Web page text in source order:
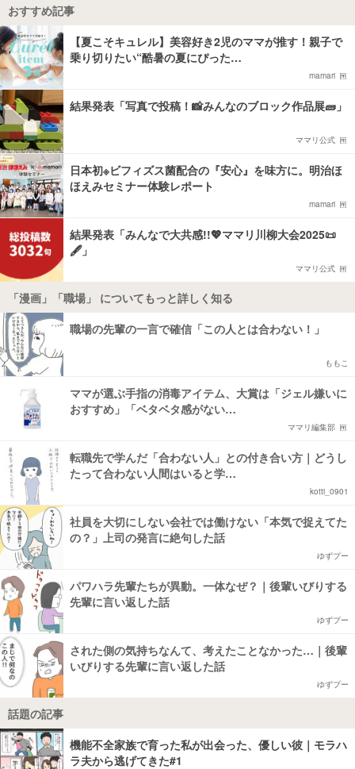
おすすめ記事
【夏こそキュレル】美容好き2児のママが推す！親子で
乗り切りたい“酷暑の夏にぴった…
mamari
結果発表「写真で投稿！📸みんなのブロック作品展🧱」
ママリ公式
日本初※ビフィズス菌配合の『安心』を味方に。明治ほ
ほえみセミナー体験レポート
mamari
結果発表「みんなで大共感!!💖ママリ川柳大会2025📜
🖋️」
ママリ公式
「漫画」「職場」 についてもっと詳しく知る
職場の先輩の一言で確信「この人とは合わない！」
ももこ
ママが選ぶ手指の消毒アイテム、大賞は「ジェル嫌いに
おすすめ」「ベタベタ感がない…
ママリ編集部
転職先で学んだ「合わない人」との付き合い方｜どうし
たって合わない人間はいると学…
kotti_0901
社員を大切にしない会社では働けない「本気で捉えてた
の？」上司の発言に絶句した話
ゆずプー
パワハラ先輩たちが異動。一体なぜ？｜後輩いびりする
先輩に言い返した話
ゆずプー
された側の気持ちなんて、考えたことなかった…｜後輩
いびりする先輩に言い返した話
ゆずプー
話題の記事
機能不全家族で育った私が出会った、優しい彼｜モラハ
ラ夫から逃げてきた#1